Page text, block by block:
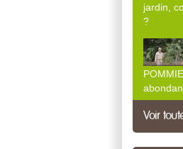
jardin,
?
Voir